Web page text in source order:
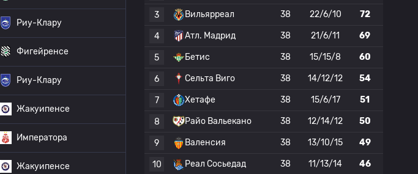
Риу-Клару
Фигейренсе
Риу-Клару
Жакуипенсе
Императора
Жакуипенсе
3 Вильярреал 38 22/6/10 72
4 Атл. Мадрид 38 21/6/11 69
5 Бетис 38 15/15/8 60
6 Сельта Виго 38 14/12/12 54
7 Хетафе 38 15/6/17 51
8 Райо Вальекано 38 12/14/12 50
9 Валенсия 38 13/10/15 49
10 Реал Сосьедад 38 11/13/14 46